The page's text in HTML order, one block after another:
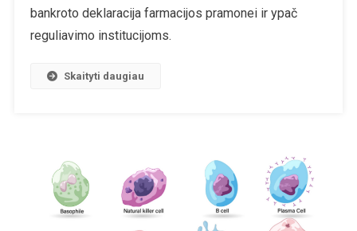
MRNA
Koronos
Infekciją,
Autoimunines
Ligas,
Vėžį
bankroto deklaracija farmacijos pramonei ir ypač
reguliavimo institucijoms.
Skaityti daugiau